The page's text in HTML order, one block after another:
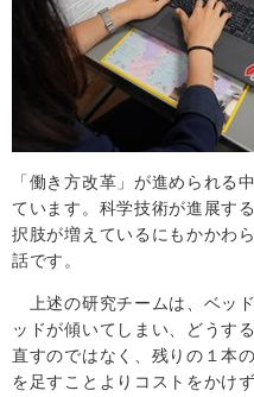
「働き方改革」が進められる
ています。科学技術が進展す
択肢が増えているにもかかわ
話です。
上述の研究チームは、ベッ
ッドが傾いてしまい、どうす
直すのではなく、残りの１本
を足すことよりコストをかけ